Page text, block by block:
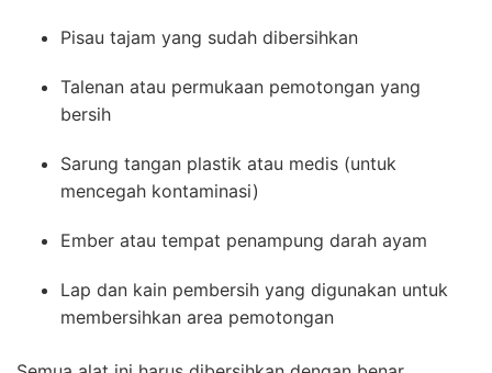
Pisau tajam yang sudah dibersihkan
Talenan atau permukaan pemotongan yang
bersih
Sarung tangan plastik atau medis (untuk
mencegah kontaminasi)
Ember atau tempat penampung darah ayam
Lap dan kain pembersih yang digunakan untuk
membersihkan area pemotongan